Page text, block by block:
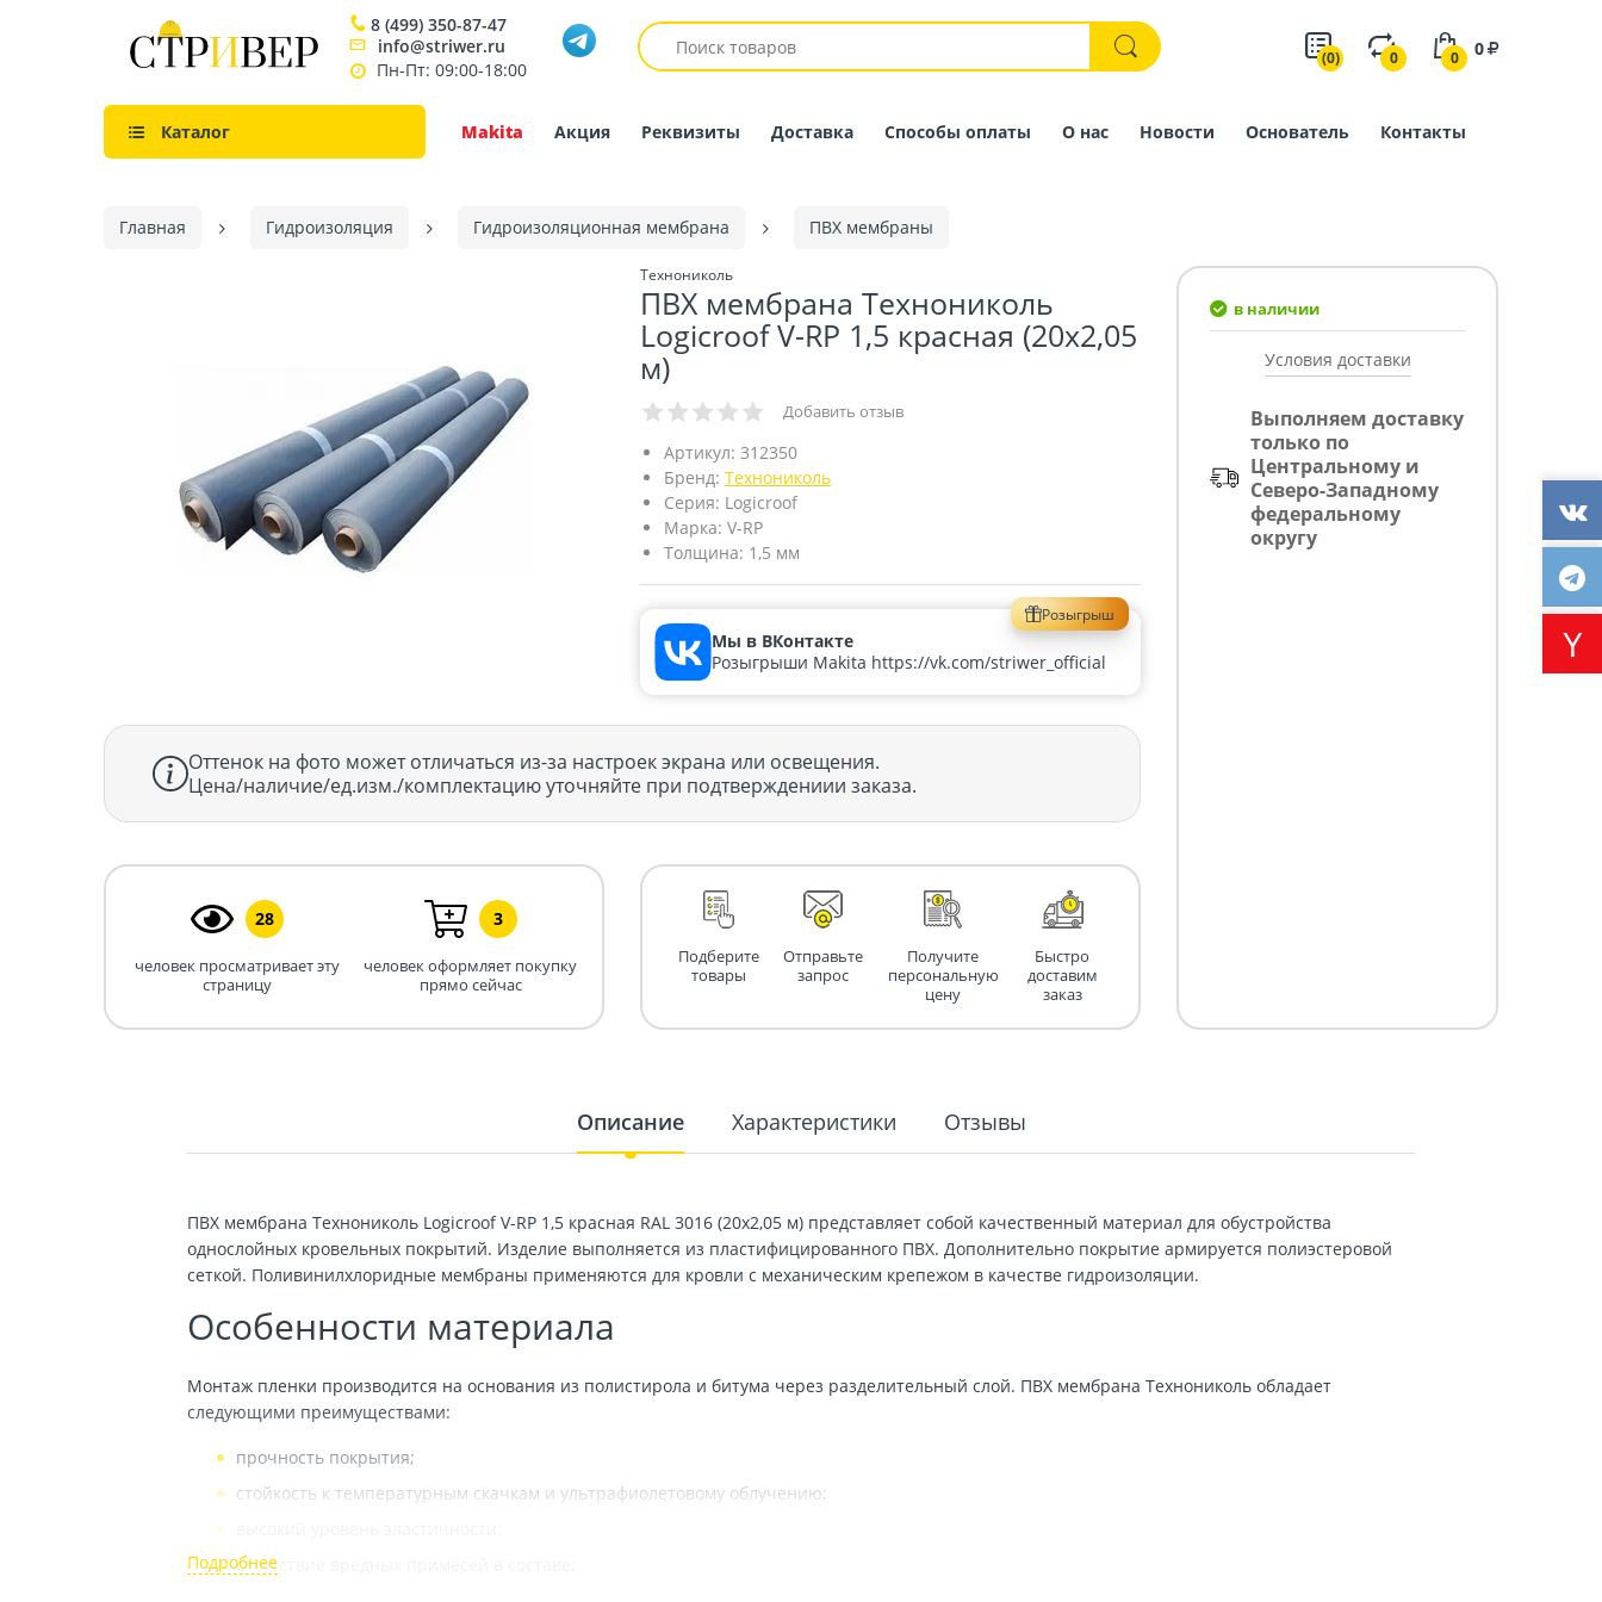
8 (499) 350-87-47
info@striwer.ru
Пн-Пт: 09:00-18:00
(0) 0 0 0
Каталог Makita Акция Реквизиты Доставка Способы оплаты О нас Новости Основатель Контакты
Главная Гидроизоляция Гидроизоляционная мембрана ПВХ мембраны
Технониколь
ПВХ мембрана Технониколь
Logicroof V-RP 1,5 красная (20х2,05
м)
Добавить отзыв
Артикул: 312350
Бренд: Технониколь
Серия: Logicroof
Марка: V-RP
Толщина: 1,5 мм
Розыгрыш
Мы в ВКонтакте
Розыгрыши Makita https://vk.com/striwer_official
Оттенок на фото может отличаться из-за настроек экрана или освещения.
Цена/наличие/ед.изм./комплектацию уточняйте при подтверждениии заказа.
28
человек просматривает эту
страницу
3
человек оформляет покупку
прямо сейчас
Подберите
товары
Отправьте
запрос
Получите
персональную
цену
Быстро
доставим
заказ
в наличии
Условия доставки
Выполняем доставку
только по
Центральному и
Северо-Западному
федеральному
округу
Описание Характеристики Отзывы
ПВХ мембрана Технониколь Logicroof V-RP 1,5 красная RAL 3016 (20х2,05 м) представляет собой качественный материал для обустройства
однослойных кровельных покрытий. Изделие выполняется из пластифицированного ПВХ. Дополнительно покрытие армируется полиэстеровой
сеткой. Поливинилхлоридные мембраны применяются для кровли с механическим крепежом в качестве гидроизоляции.
Особенности материала
Монтаж пленки производится на основания из полистирола и битума через разделительный слой. ПВХ мембрана Технониколь обладает
следующими преимуществами:
прочность покрытия;
стойкость к температурным скачкам и ультрафиолетовому облучению;
отсутствие вредных примесей в составе;